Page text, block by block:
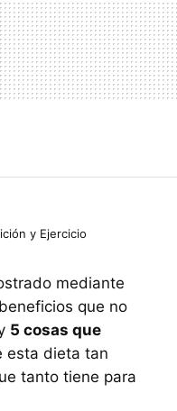
y Ejercicio
mediante
que no
5 cosas que
esta dieta tan
tanto tiene para